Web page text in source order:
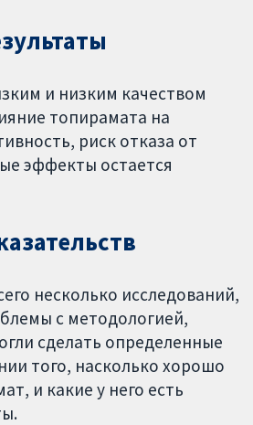
и низким качеством
топирамата на
риск отказа от
эффекты остается
несколько исследований,
с методологией,
сделать определенные
того, насколько хорошо
и какие у него есть